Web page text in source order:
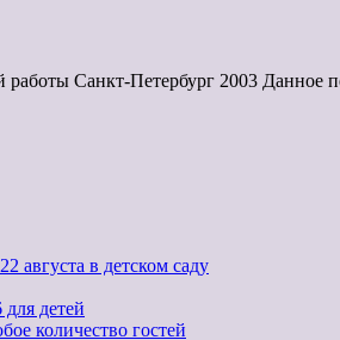
Санкт-Петербург 2003 Данное
августа в детском саду
детей
количество гостей